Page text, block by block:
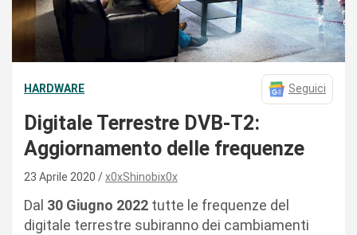
HARDWARE Seguici
Digitale Terrestre DVB-T2:
Aggiornamento delle frequenze
23 Aprile 2020 x0xShinobix0x
Dal 30 Giugno 2022 tutte le frequenze del
digitale terrestre subiranno dei cambiamenti